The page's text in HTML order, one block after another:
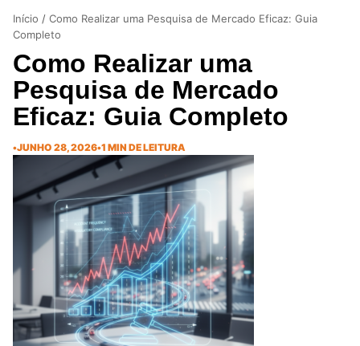
Início / Como Realizar uma Pesquisa de Mercado Eficaz: Guia
Completo
Como Realizar uma
Pesquisa de Mercado
Eficaz: Guia Completo
•JUNHO 28, 2026•1 MIN DE LEITURA